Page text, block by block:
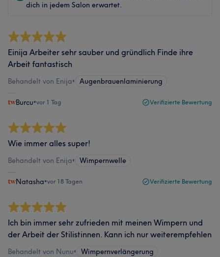
dich in jedem Salon erwartet.
Einija Arbeiter sehr sauber und gründlich Finde ihre
Arbeit fantastisch
Behandelt von Enija• Augenbrauenlaminierung
Burcu•vor 1 Tag Verifizierte Bewertung
Wie immer alles super!
Behandelt von Enija• Wimpernwelle
Natasha•vor 18 Tagen Verifizierte Bewertung
Ich bin immer sehr zufrieden mit meinen Wimpern und
der Arbeit der Stilistinnen. Kann ich nur weiterempfehlen
Behandelt von Nunu• Wimpernverlängerung